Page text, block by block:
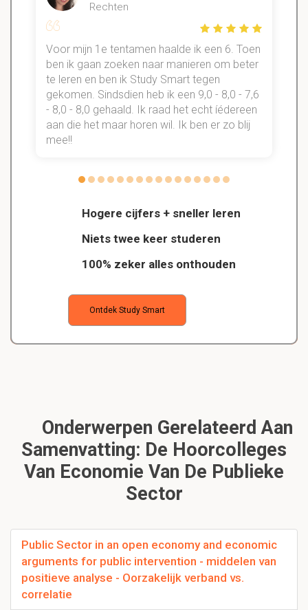
Hogere cijfers + sneller leren
Niets twee keer studeren
100% zeker alles onthouden
Ontdek Study Smart
Rechten
Voor mijn 1e tentamen haalde ik een 6. Toen
ben ik gaan zoeken naar manieren om beter
te leren en ben ik Study Smart tegen
gekomen. Sindsdien heb ik een 9,0 - 8,0 - 7,6
- 8,0 - 8,0 gehaald. Ik raad het echt íédereen
aan die het maar horen wil. Ik ben er zo blij
mee!!
Onderwerpen Gerelateerd Aan
Samenvatting: De Hoorcolleges
Van Economie Van De Publieke
Sector
Public Sector in an open economy and economic
arguments for public intervention - middelen van
positieve analyse - Oorzakelijk verband vs.
correlatie